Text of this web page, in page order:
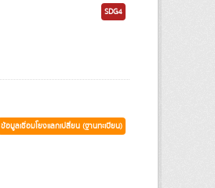
SDG4
ข้อมูลเชื่อมโยงแลกเปลี่ยน (ฐานทะเบียน)